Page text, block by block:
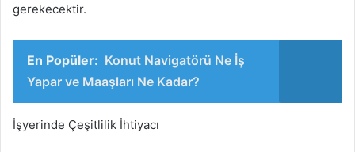
gerekecektir.
En Popüler: Konut Navigatörü Ne İş
Yapar ve Maaşları Ne Kadar?
İşyerinde Çeşitlilik İhtiyacı